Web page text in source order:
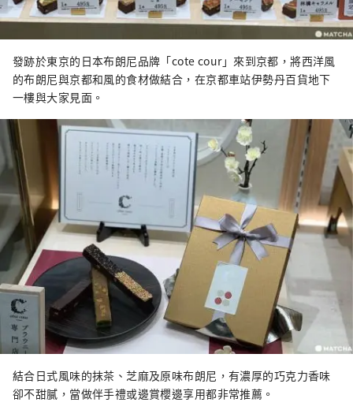
發跡於東京的日本布朗尼品牌「cote cour」來到京都，將西洋風
的布朗尼與京都和風的食材做結合，在京都車站伊勢丹百貨地下
一樓與大家見面。
結合日式風味的抹茶、芝麻及原味布朗尼，有濃厚的巧克力香味
卻不甜膩，當做伴手禮或邊賞櫻邊享用都非常推薦。